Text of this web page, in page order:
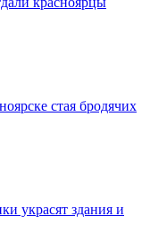
стая бродячих
украсят здания и